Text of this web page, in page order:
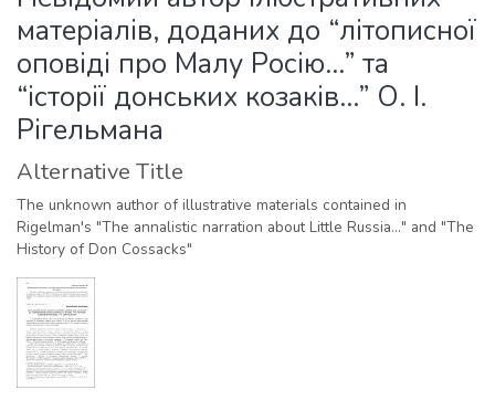
Statistics
матеріалів, доданих до “літописної
оповіді про Малу Росію…” та
“історії донських козаків…” О. І.
Рігельмана
Alternative Title
The unknown author of illustrative materials contained in
Rigelman's "The annalistic narration about Little Russia…" and "The
History of Don Cossacks"